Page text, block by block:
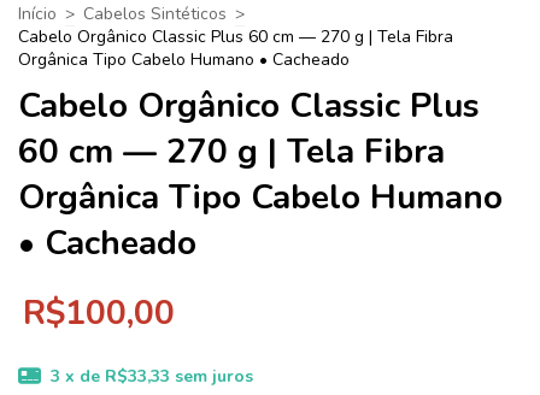
Início > Cabelos Sintéticos >
Cabelo Orgânico Classic Plus 60 cm — 270 g | Tela Fibra
Orgânica Tipo Cabelo Humano • Cacheado
Cabelo Orgânico Classic Plus
60 cm — 270 g | Tela Fibra
Orgânica Tipo Cabelo Humano
• Cacheado
R$100,00
3 x de R$33,33 sem juros